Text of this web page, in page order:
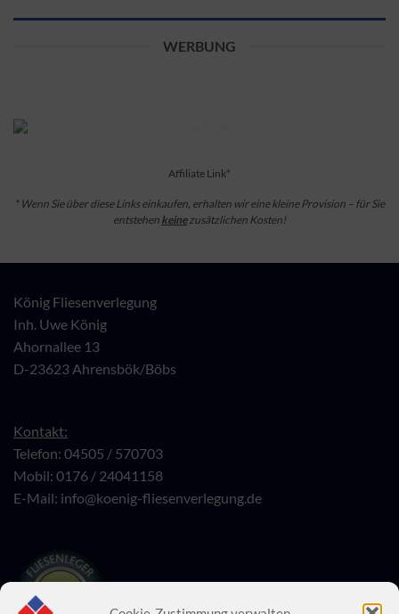
WERBUNG
Affiliate Link*
* Wenn Sie über diese Links einkaufen, erhalten wir eine kleine Provision – für Sie
entstehen keinezusätzlichen Kosten!
König Fliesenverlegung
Inh. Uwe König
Ahornallee 13
D-23623 Ahrensbök/Böbs
Kontakt:
Telefon: 04505 / 570703
Mobil: 0176 / 24041158
E-Mail: info@koenig-fliesenverlegung.de